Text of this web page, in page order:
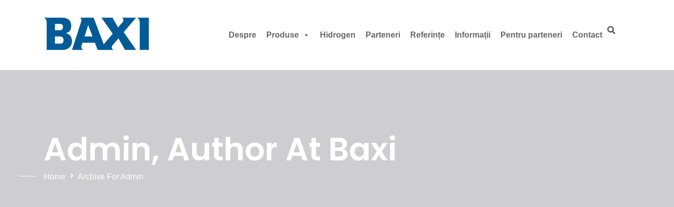
Despre Produse Hidrogen Parteneri Referințe Informații Pentru parteneri Contact
Admin, Author At Baxi
Home Archive For Admin